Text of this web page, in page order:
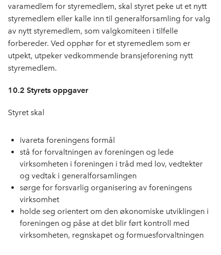
varamedlem for styremedlem, skal styret peke ut et nytt
styremedlem eller kalle inn til generalforsamling for valg
av nytt styremedlem, som valgkomiteen i tilfelle
forbereder. Ved opphør for et styremedlem som er
utpekt, utpeker vedkommende bransjeforening nytt
styremedlem.
10.2 Styrets oppgaver
Styret skal
ivareta foreningens formål
stå for forvaltningen av foreningen og lede
virksomheten i foreningen i tråd med lov, vedtekter
og vedtak i generalforsamlingen
sørge for forsvarlig organisering av foreningens
virksomhet
holde seg orientert om den økonomiske utviklingen i
foreningen og påse at det blir ført kontroll med
virksomheten, regnskapet og formuesforvaltningen